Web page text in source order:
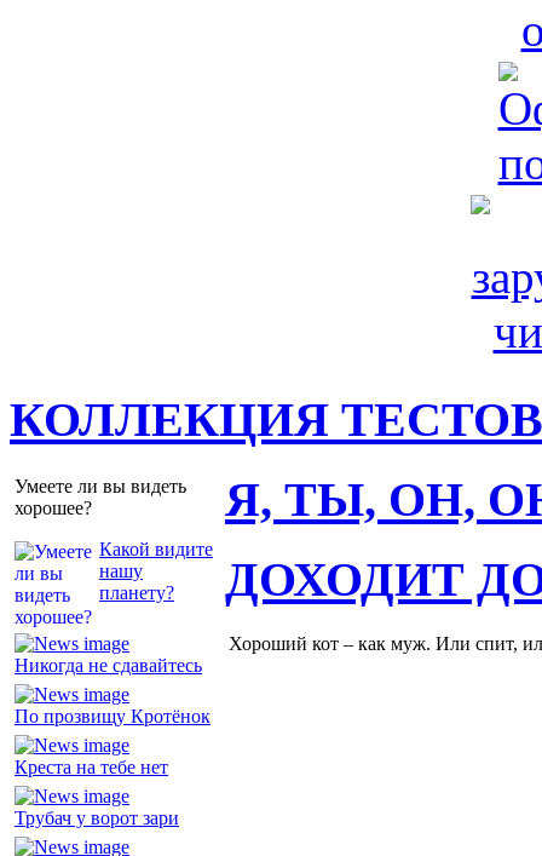
КОЛЛЕКЦИЯ ТЕСТОВ
Умеете ли вы видеть
хорошее?
Какой видите
нашу
планету?
Я, ТЫ, ОН,
Никогда не сдавайтесь
По прозвищу Кротёнок
Креста на тебе нет
Трубач у ворот зари
ДОХОДИТ
Хороший кот – как муж. Или спит,